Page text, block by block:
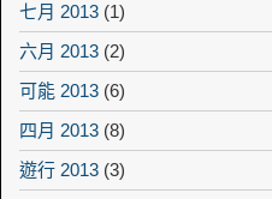
七月 2013 (1)
六月 2013 (2)
可能 2013 (6)
四月 2013 (8)
遊行 2013 (3)